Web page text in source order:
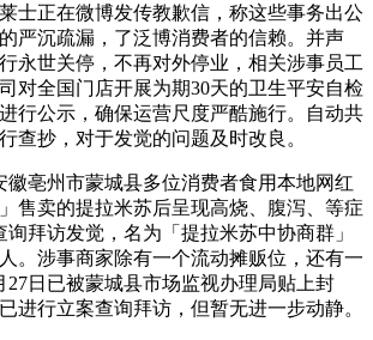
正在微博发传教歉信，称这些事务出公
严沉疏漏，了泛博消费者的信赖。并声
永世关停，不再对外停业，相关涉事员工
对全国门店开展为期30天的卫生平安自检
行公示，确保运营尺度严酷施行。自动共
查抄，对于发觉的问题及时改良。
亳州市蒙城县多位消费者食用本地网红
售卖的提拉米苏后呈现高烧、腹泻、等症
询拜访发觉，名为「提拉米苏中协商群」
。涉事商家除有一个流动摊贩位，还有一
27日已被蒙城县市场监视办理局贴上封
进行立案查询拜访，但暂无进一步动静。